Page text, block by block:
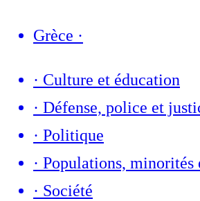
Grèce ·
· Culture et éducation
· Défense, police et
· Politique
· Populations, minorités
· Société